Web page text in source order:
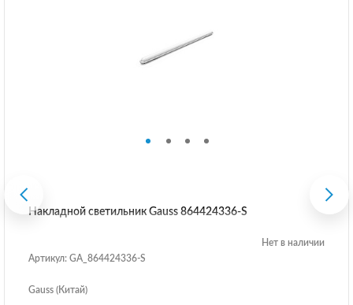
Накладной светильник Gauss 864424336-S
Нет в наличии
Артикул: GA_864424336-S
Gauss (Китай)